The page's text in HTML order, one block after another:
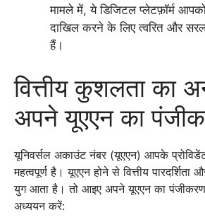
मामले में, ये डिजिटल प्लेटफ़ॉर्म
दाखिल करने के लिए त्वरित और
हैं।
वित्तीय कुशलता का
अपने यूएएन का
यूनिवर्सल अकाउंट नंबर (यूएएन) आपके
महत्वपूर्ण है। यूएएन होने से वित्तीय
युग आता है। तो आइए अपने यूएएन का
अध्ययन करें: